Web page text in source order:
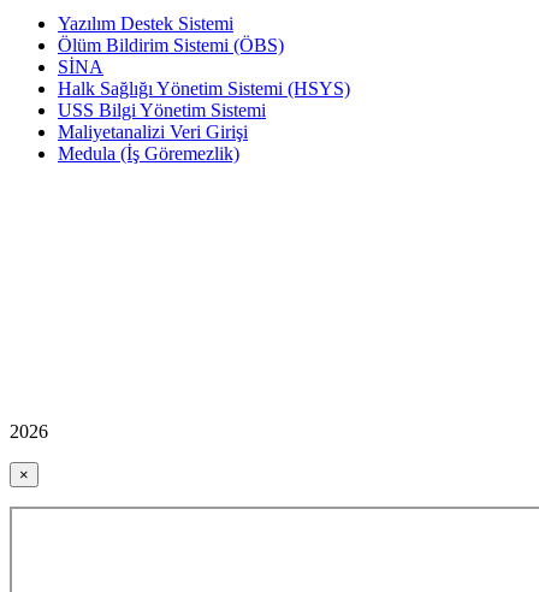
Yazılım Destek Sistemi
Ölüm Bildirim Sistemi (ÖBS)
SİNA
Halk Sağlığı Yönetim Sistemi (HSYS)
USS Bilgi Yönetim Sistemi
Maliyetanalizi Veri Girişi
Medula (İş Göremezlik)
2026
×